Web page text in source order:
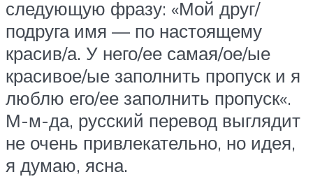
следующую фразу: «Мой друг/
подруга имя — по настоящему
красив/а. У него/ее самая/ое/ые
красивое/ые заполнить пропуск и я
люблю его/ее заполнить пропуск«.
М-м-да, русский перевод выглядит
не очень привлекательно, но идея,
я думаю, ясна.